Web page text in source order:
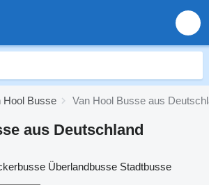
Hool Busse Van Hool Busse aus
aus Deutschland
Überlandbusse Stadtbusse